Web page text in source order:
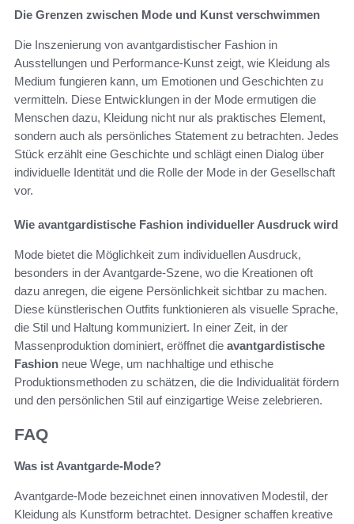
Die Grenzen zwischen Mode und Kunst verschwimmen
Die Inszenierung von avantgardistischer Fashion in
Ausstellungen und Performance-Kunst zeigt, wie Kleidung als
Medium fungieren kann, um Emotionen und Geschichten zu
vermitteln. Diese Entwicklungen in der Mode ermutigen die
Menschen dazu, Kleidung nicht nur als praktisches Element,
sondern auch als persönliches Statement zu betrachten. Jedes
Stück erzählt eine Geschichte und schlägt einen Dialog über
individuelle Identität und die Rolle der Mode in der Gesellschaft
vor.
Wie avantgardistische Fashion individueller Ausdruck wird
Mode bietet die Möglichkeit zum individuellen Ausdruck,
besonders in der Avantgarde-Szene, wo die Kreationen oft
dazu anregen, die eigene Persönlichkeit sichtbar zu machen.
Diese künstlerischen Outfits funktionieren als visuelle Sprache,
die Stil und Haltung kommuniziert. In einer Zeit, in der
Massenproduktion dominiert, eröffnet die avantgardistische
Fashion neue Wege, um nachhaltige und ethische
Produktionsmethoden zu schätzen, die die Individualität fördern
und den persönlichen Stil auf einzigartige Weise zelebrieren.
FAQ
Was ist Avantgarde-Mode?
Avantgarde-Mode bezeichnet einen innovativen Modestil, der
Kleidung als Kunstform betrachtet. Designer schaffen kreative